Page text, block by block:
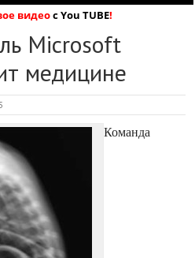
видеос You TUBE!
Microsoft
медицине
Команда